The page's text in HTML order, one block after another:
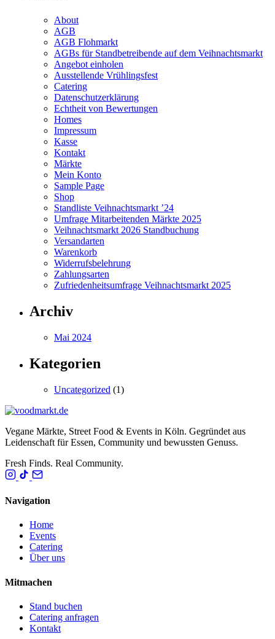
About
AGB
AGB Flohmarkt
AGBs für Standbetreibende auf dem Veihnachtsmarkt
Angebot einholen
Ausstellende Vrühlingsfest
Catering
Datenschutzerklärung
Echtheit von Bewertungen
Homes
Impressum
Kasse
Kontakt
Märkte
Mein Konto
Sample Page
Shop
Standliste Veihnachtsmarkt ’24
Umfrage Mitarbeitenden Märkte 2025
Veihnachtsmarkt 2026 Standbuchung
Versandarten
Warenkorb
Widerrufsbelehrung
Zahlungsarten
Zufriedenheitsumfrage Veihnachtsmarkt 2025
Archiv
Mai 2024
Kategorien
Uncategorized (1)
Vegane Märkte, Street Food & Events in Köln. Gegründet aus
Leidenschaft für Essen, Community und bewussten Genuss.
Fresh Finds. Real Community.
Navigation
Home
Events
Catering
Über uns
Mitmachen
Stand buchen
Catering anfragen
Kontakt